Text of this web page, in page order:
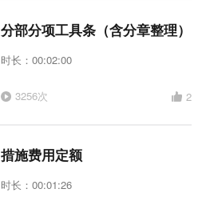
分部分项工具条（含分章整理）
时长：00:02:00
3256次 2
措施费用定额
时长：00:01:26